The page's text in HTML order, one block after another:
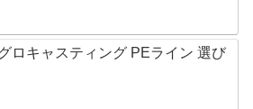
ロキャスティング PEライン 選び